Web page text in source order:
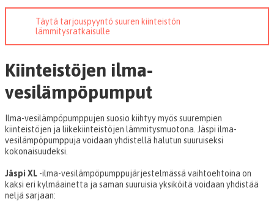
Täytä tarjouspyyntö suuren kiinteistön
lämmitysratkaisulle
Kiinteistöjen ilma-
vesilämpöpumput
Ilma-vesilämpöpumppujen suosio kiihtyy myös suurempien
kiinteistöjen ja liikekiinteistöjen lämmitysmuotona. Jäspi ilma-
vesilämpöpumppuja voidaan yhdistellä halutun suuruiseksi
kokonaisuudeksi.
Jäspi XL -ilma-vesilämpöpumppujärjestelmässä vaihtoehtoina on
kaksi eri kylmäainetta ja saman suuruisia yksiköitä voidaan yhdistää
neljä sarjaan: